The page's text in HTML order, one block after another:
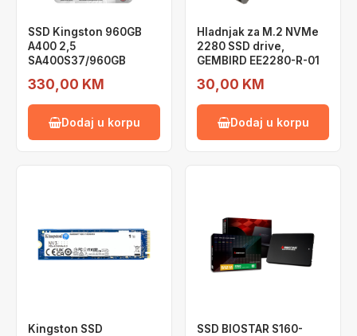
SSD Kingston 960GB
A400 2,5
SA400S37/960GB
330,00 KM
Dodaj u korpu
Hladnjak za M.2 NVMe
2280 SSD drive,
GEMBIRD EE2280-R-01
30,00 KM
Dodaj u korpu
Kingston SSD
SSD BIOSTAR S160-